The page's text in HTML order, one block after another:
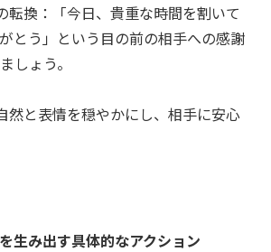
転換：「今日、貴重な時間を割いて
とう」という目の前の相手への感謝
しょう。
然と表情を穏やかにし、相手に安心
生み出す具体的なアクション